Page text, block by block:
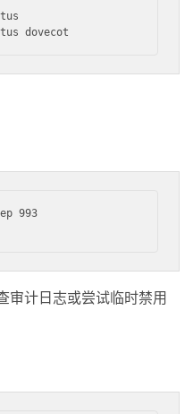
993
审计日志或尝试临时禁用